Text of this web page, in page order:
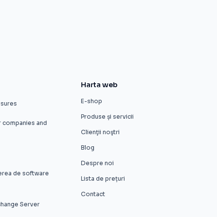
and
de software
Server
Harta web
E-shop
Produse și servicii
Clienţii noştri
Blog
Despre noi
Lista de prețuri
Contact